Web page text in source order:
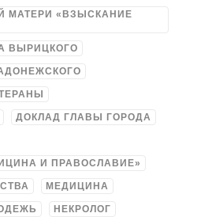
МАТЕРИ «ВЗЫСКАНИЕ
ВЫРИЦКОГО
ДОКЛАД ГЛАВЫ ГОРОДА
И ПРАВОСЛАВИЕ»
МЕДИЦИНА
НЕКРОЛОГ